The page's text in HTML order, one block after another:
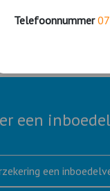
- vrij. 09:00 - 17:00 /
een
een
Telefoonnummer